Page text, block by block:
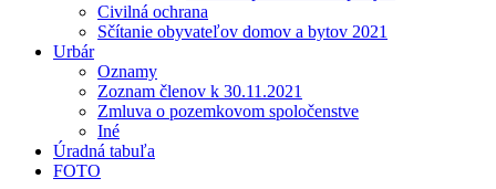
Civilná ochrana
Sčítanie obyvateľov domov a bytov 2021
Urbár
Oznamy
Zoznam členov k 30.11.2021
Zmluva o pozemkovom spoločenstve
Iné
Úradná tabuľa
FOTO